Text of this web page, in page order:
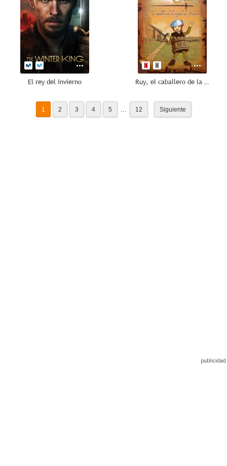
El rey del invierno Ruy, el caballero de la espada de madera
1 2 3 4 5 ... 12 Siguiente